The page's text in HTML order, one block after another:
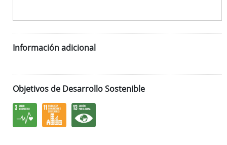
Información adicional
Objetivos de Desarrollo Sostenible